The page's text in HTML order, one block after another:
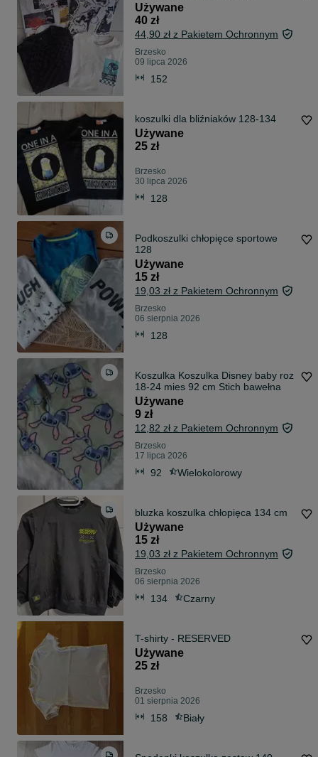
Używane
40 zł
44,90 zł z Pakietem Ochronnym
Brzesko
09 lipca 2026
152
koszulki dla bliźniaków 128-134
Używane
25 zł
Brzesko
30 lipca 2026
128
Podkoszulki chłopięce sportowe
128
Używane
15 zł
19,03 zł z Pakietem Ochronnym
Brzesko
06 sierpnia 2026
128
Koszulka Koszulka Disney baby roz
18-24 mies 92 cm Stich bawełna
Używane
9 zł
12,82 zł z Pakietem Ochronnym
Brzesko
17 lipca 2026
92 Wielokolorowy
bluzka koszulka chłopięca 134 cm
Używane
15 zł
19,03 zł z Pakietem Ochronnym
Brzesko
06 sierpnia 2026
134 Czarny
T-shirty - RESERVED
Używane
25 zł
Brzesko
01 sierpnia 2026
158 Biały